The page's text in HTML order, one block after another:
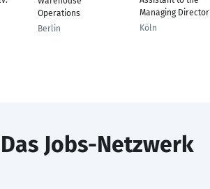
Operations
Berlin
Managing Director
Köln
Jobs-Netzwerk